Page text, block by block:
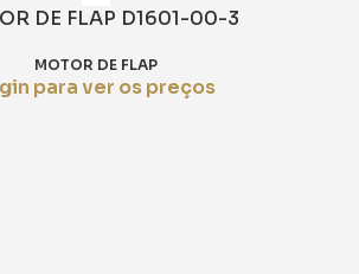
DE FLAP D1601-00-3
MOTOR DE FLAP
para ver os preços